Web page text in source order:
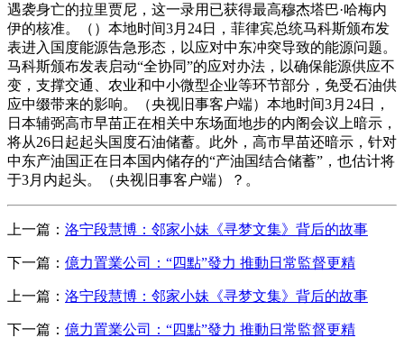
遇袭身亡的拉里贾尼，这一录用已获得最高穆杰塔巴·哈梅内
伊的核准。（）本地时间3月24日，菲律宾总统马科斯颁布发
表进入国度能源告急形态，以应对中东冲突导致的能源问题。
马科斯颁布发表启动“全协同”的应对办法，以确保能源供应不
变，支撑交通、农业和中小微型企业等环节部分，免受石油供
应中缀带来的影响。（央视旧事客户端）本地时间3月24日，
日本辅弼高市早苗正在相关中东场面地步的内阁会议上暗示，
将从26日起起头国度石油储蓄。此外，高市早苗还暗示，针对
中东产油国正在日本国内储存的“产油国结合储蓄”，也估计将
于3月内起头。（央视旧事客户端）？。
上一篇： 洛宁段慧博：邻家小妹《寻梦文集》背后的故事
下一篇： 億力置業公司：“四點”發力 推動日常監督更精
上一篇： 洛宁段慧博：邻家小妹《寻梦文集》背后的故事
下一篇： 億力置業公司：“四點”發力 推動日常監督更精